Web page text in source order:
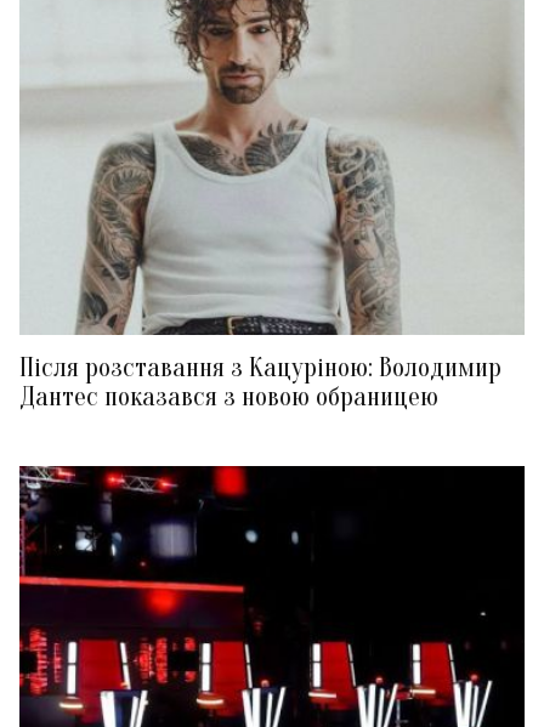
Після розставання з Кацуріною: Володимир
Дантес показався з новою обраницею